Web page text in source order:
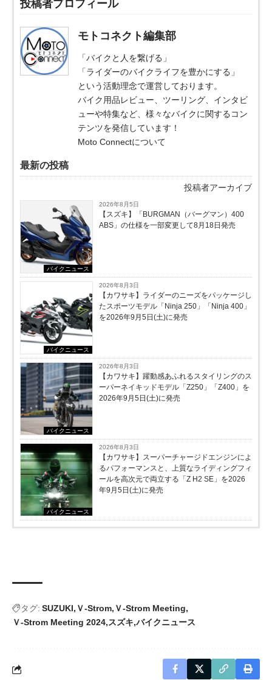
投稿者プロフィール
モトコネクト編集部
「バイクと人を繋げる」
「ライダーのバイクライフを豊かにする」
という活動理念で運営しております。
バイク用品レビュー、ツーリング、インタビ
ューや特集など、様々なバイクに関するコン
テンツを発信しています！
Moto Connectについて
最新の投稿
投稿者アーカイブ
バイクニュース
2026年8月5日
【スズキ】「BURGMAN（バーグマン）400
ABS」の仕様を一部変更して8月18日発売
バイクニュース
2026年8月3日
【カワサキ】ライダーのニーズをパッケージし
たスポーツモデル「Ninja 250」「Ninja 400」
を2026年9月5日(土)に発売
バイクニュース
2026年8月3日
【カワサキ】躍動感あふれるスタイリングのス
ーパーネイキッドモデル「Z250」「Z400」を
2026年9月5日(土)に発売
バイクニュース
2026年8月3日
【カワサキ】スーパーチャージドエンジンによ
るパフォーマンスと、上質なライディングフィ
ールを高次元で両立する「Z H2 SE」を2026
年9月5日(土)に発売
タグ: SUZUKI Ｖ-Strom Ｖ-Strom Meeting
Ｖ-Strom Meeting 2024 スズキ バイクニュース